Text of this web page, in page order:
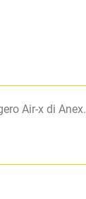
Air-x di Anex.